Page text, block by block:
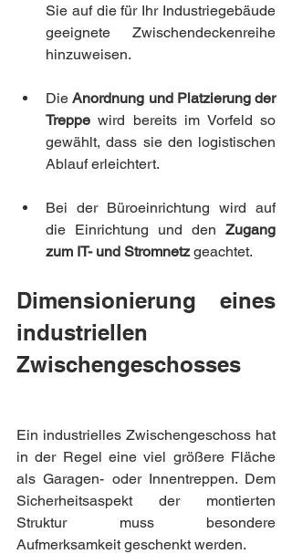
Sie auf die für Ihr Industriegebäude
geeignete Zwischendeckenreihe
hinzuweisen.
Die Anordnung und Platzierung der
Treppe wird bereits im Vorfeld so
gewählt, dass sie den logistischen
Ablauf erleichtert.
Bei der Büroeinrichtung wird auf
die Einrichtung und den Zugang
zum IT- und Stromnetz geachtet.
Dimensionierung eines
industriellen
Zwischengeschosses
Ein industrielles Zwischengeschoss hat
in der Regel eine viel größere Fläche
als Garagen- oder Innentreppen. Dem
Sicherheitsaspekt der montierten
Struktur muss besondere
Aufmerksamkeit geschenkt werden.